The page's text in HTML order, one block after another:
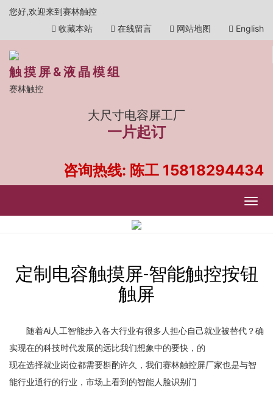
您好,欢迎来到赛林触控
收藏本站
在线留言 网站地图 English
触摸屏&液晶模组
赛林触控
大尺寸电容屏工厂
一片起订
咨询热线: 陈工 15818294434
定制电容触摸屏-智能触控按钮
触屏
随着Ai人工智能步入各大行业有很多人担心自己就业被替代？确
实现在的科技时代发展的远比我们想象中的要快，的
现在选择就业岗位都需要斟酌许久，我们赛林触控屏厂家也是与智
能行业通行的行业，市场上看到的智能人脸识别门